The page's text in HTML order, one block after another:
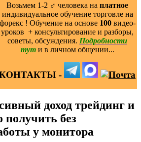
Возьмем 1-2 ‍♂️ человека на платное
индивидуальное обучение торговле на
форекс ! Обучение на основе 100видео-
уроков ️ + консультирование и разборы,
советы, обсуждения. Подробности
тут и в личном общении...
-
доход трейдинг и
получить без
у монитора